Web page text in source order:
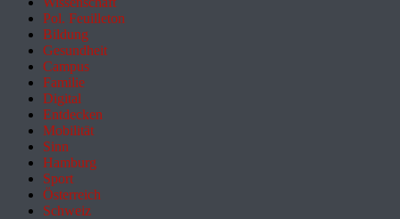
Pol. Feuilleton
Bildung
Gesundheit
Campus
Familie
Digital
Entdecken
Mobilität
Sinn
Hamburg
Sport
Österreich
Schweiz